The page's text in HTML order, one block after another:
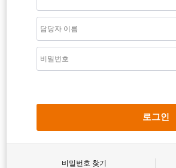
비밀번호 찾기